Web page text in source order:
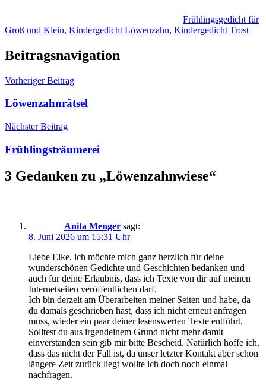
Frühlingsgedicht für
Groß und Klein, Kindergedicht Löwenzahn, Kindergedicht Trost
Beitragsnavigation
Vorheriger Beitrag
Löwenzahnrätsel
Nächster Beitrag
Frühlingsträumerei
3 Gedanken zu „Löwenzahnwiese“
Anita Menger sagt:
8. Juni 2026 um 15:31 Uhr
Liebe Elke, ich möchte mich ganz herzlich für deine
wunderschönen Gedichte und Geschichten bedanken und
auch für deine Erlaubnis, dass ich Texte von dir auf meinen
Internetseiten veröffentlichen darf.
Ich bin derzeit am Überarbeiten meiner Seiten und habe, da
du damals geschrieben hast, dass ich nicht erneut anfragen
muss, wieder ein paar deiner lesenswerten Texte entführt.
Solltest du aus irgendeinem Grund nicht mehr damit
einverstanden sein gib mir bitte Bescheid. Natürlich hoffe ich,
dass das nicht der Fall ist, da unser letzter Kontakt aber schon
längere Zeit zurück liegt wollte ich doch noch einmal
nachfragen.